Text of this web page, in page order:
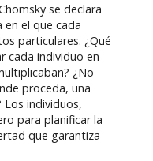
se declara
el que cada
particulares. ¿Qué
cada individuo en
¿No
proceda, una
individuos,
para planificar la
que garantiza